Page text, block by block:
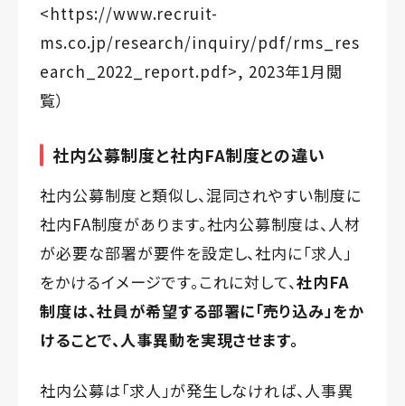
<https://www.recruit-
ms.co.jp/research/inquiry/pdf/rms_res
earch_2022_report.pdf>, 2023年1月閲
覧）
社内公募制度と社内FA制度との違い
社内公募制度と類似し、混同されやすい制度に
社内FA制度があります。社内公募制度は、人材
が必要な部署が要件を設定し、社内に「求人」
をかけるイメージです。これに対して、社内FA
制度は、社員が希望する部署に「売り込み」をか
けることで、人事異動を実現させます。
社内公募は「求人」が発生しなければ、人事異